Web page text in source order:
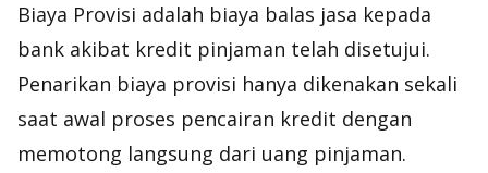
Biaya Provisi adalah biaya balas jasa kepada
bank akibat kredit pinjaman telah disetujui.
Penarikan biaya provisi hanya dikenakan sekali
saat awal proses pencairan kredit dengan
memotong langsung dari uang pinjaman.